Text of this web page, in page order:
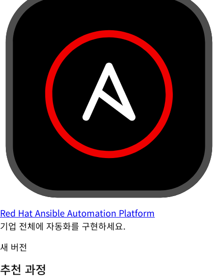
Red Hat Ansible Automation Platform
기업 전체에 자동화를 구현하세요.
새 버전
추천 과정